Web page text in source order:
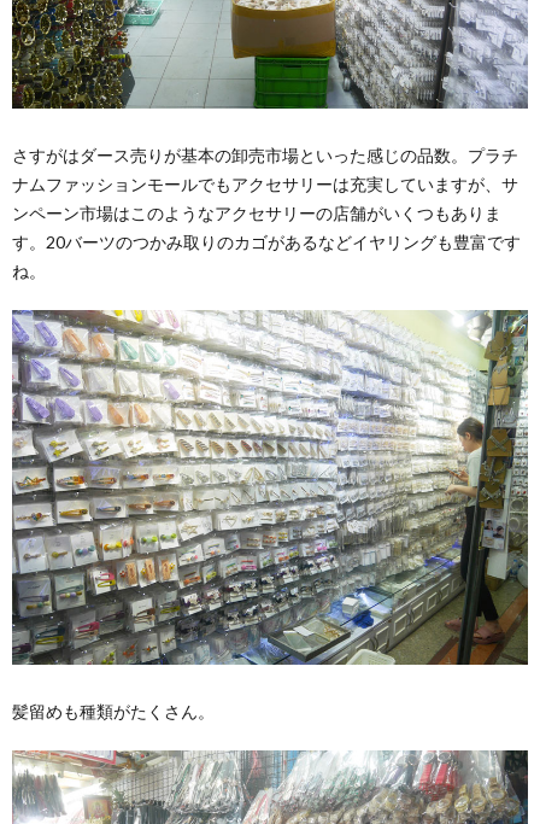
さすがはダース売りが基本の卸売市場といった感じの品数。プラチ
ナムファッションモールでもアクセサリーは充実していますが、サ
ンペーン市場はこのようなアクセサリーの店舗がいくつもありま
す。20バーツのつかみ取りのカゴがあるなどイヤリングも豊富です
ね。
髪留めも種類がたくさん。